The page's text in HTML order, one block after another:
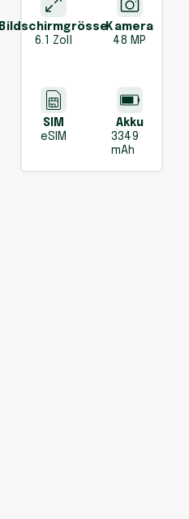
Bildschirmgrösse
6.1 Zoll
Kamera
48 MP
SIM
eSIM
Akku
3349
mAh